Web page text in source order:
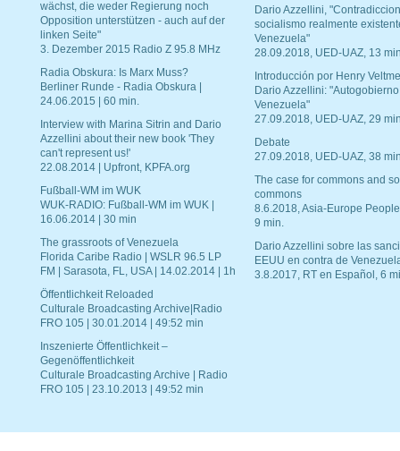
wächst, die weder Regierung noch
Opposition unterstützen - auch auf der
linken Seite"
3. Dezember 2015 Radio Z 95.8 MHz
Radia Obskura: Is Marx Muss?
Berliner Runde - Radia Obskura |
24.06.2015 | 60 min.
Interview with Marina Sitrin and Dario
Azzellini about their new book 'They
can't represent us!'
22.08.2014 | Upfront, KPFA.org
Fußball-WM im WUK
WUK-RADIO: Fußball-WM im WUK |
16.06.2014 | 30 min
The grassroots of Venezuela
Florida Caribe Radio | WSLR 96.5 LP
FM | Sarasota, FL, USA | 14.02.2014 | 1h
Öffentlichkeit Reloaded
Culturale Broadcasting Archive|Radio
FRO 105 | 30.01.2014 | 49:52 min
Inszenierte Öffentlichkeit –
Gegenöffentlichkeit
Culturale Broadcasting Archive | Radio
FRO 105 | 23.10.2013 | 49:52 min
Dario Azzellini,
socialismo realmente
Venezuela"
28.09.2018, UED-UAZ, 13
Introducción por Henry
Dario Azzellini:
Venezuela"
27.09.2018, UED-UAZ, 29
Debate
27.09.2018, UED-UAZ, 38
The case for commons and
commons
8.6.2018, Asia-Europe
9 min.
Dario Azzellini sobre las
EEUU en contra de
3.8.2017, RT en Español, 6